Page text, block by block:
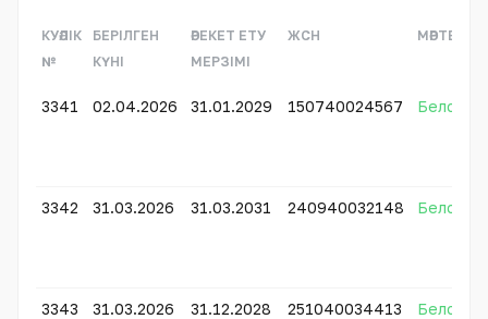
КУӘЛІК
№
БЕРІЛГЕН
КҮНІ
ӘРЕКЕТ ЕТУ
МЕРЗІМІ
ЖСН МӘРТЕБЕСІ
3341 02.04.2026 31.01.2029 150740024567 Белсенді
3342 31.03.2026 31.03.2031 240940032148 Белсенді
3343 31.03.2026 31.12.2028 251040034413 Белсенді